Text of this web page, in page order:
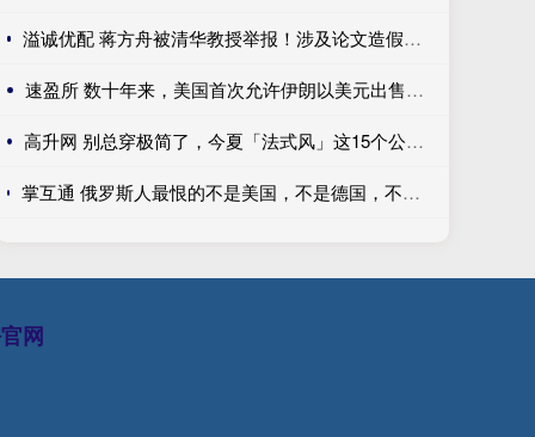
溢诚优配 蒋方舟被清华教授举报！涉及论文造假、捏造出处、伪造文献……
速盈所 数十年来，美国首次允许伊朗以美元出售石油
高升网 别总穿极简了，今夏「法式风」这15个公式，太美太时髦了！
掌互通 俄罗斯人最恨的不是美国，不是德国，不是乌克兰，不是波兰，也不是法国，而是英国！英国不一定亲自吞地盘，但很会组织别人围堵
网